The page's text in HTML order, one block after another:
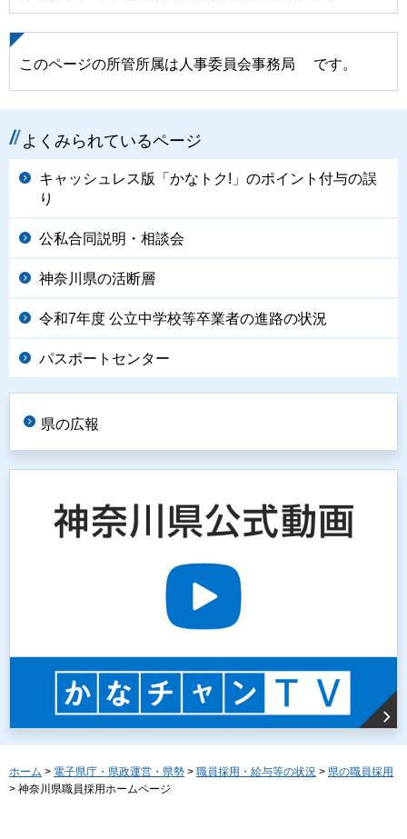
このページの所管所属は人事委員会事務局 です。
よくみられているページ
キャッシュレス版「かなトク!」のポイント付与の誤
り
公私合同説明・相談会
神奈川県の活断層
令和7年度 公立中学校等卒業者の進路の状況
パスポートセンター
県の広報
ホーム > 電子県庁・県政運営・県勢 > 職員採用・給与等の状況 > 県の職員採用
> 神奈川県職員採用ホームページ